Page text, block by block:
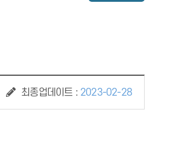
최종업데이트 : 2023-02-28